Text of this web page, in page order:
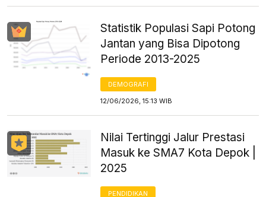
Statistik Populasi Sapi Potong
Jantan yang Bisa Dipotong
Periode 2013-2025
DEMOGRAFI
12/06/2026, 15:13 WIB
Nilai Tertinggi Jalur Prestasi
Masuk ke SMA7 Kota Depok |
2025
PENDIDIKAN